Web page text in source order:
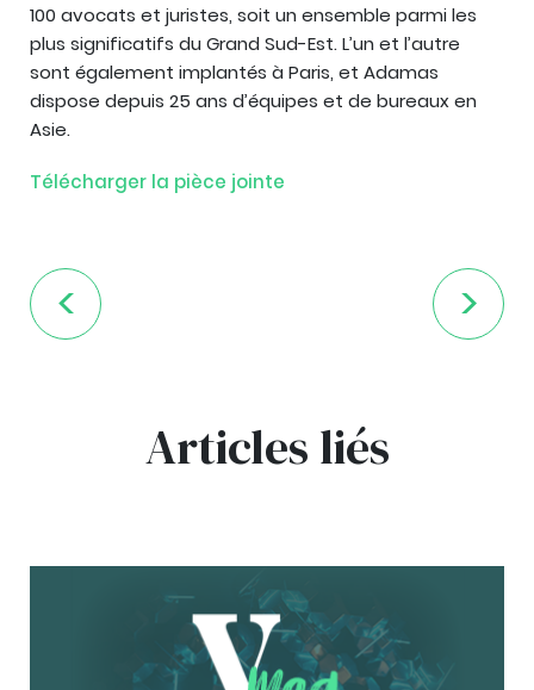
100 avocats et juristes, soit un ensemble parmi les
plus significatifs du Grand Sud-Est. L’un et l’autre
sont également implantés à Paris, et Adamas
dispose depuis 25 ans d’équipes et de bureaux en
Asie.
Télécharger la pièce jointe
Articles liés